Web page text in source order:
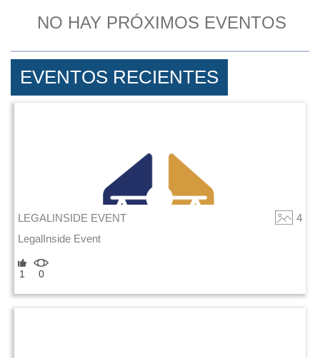
NO HAY PRÓXIMOS EVENTOS
EVENTOS RECIENTES
LEGALINSIDE EVENT
4
LegalInside Event
1 0